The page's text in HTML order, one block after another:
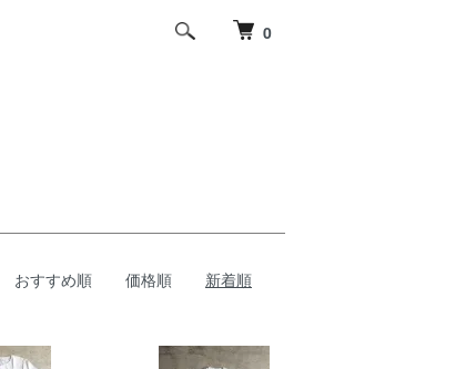
0
おすすめ順 価格順 新着順